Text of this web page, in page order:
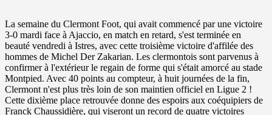
La semaine du Clermont Foot, qui avait commencé par une victoire
3-0 mardi face à Ajaccio, en match en retard, s'est terminée en
beauté vendredi à Istres, avec cette troisième victoire d'affilée des
hommes de Michel Der Zakarian. Les clermontois sont parvenus à
confirmer à l'extérieur le regain de forme qui s'était amorcé au stade
Montpied. Avec 40 points au compteur, à huit journées de la fin,
Clermont n'est plus très loin de son maintien officiel en Ligue 2 !
Cette dixième place retrouvée donne des espoirs aux coéquipiers de
Franck Chaussidière, qui viseront un record de quatre victoires